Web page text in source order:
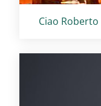
Titolo card:
Ciao Roberto